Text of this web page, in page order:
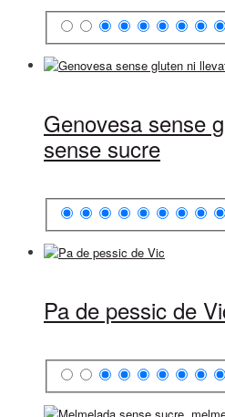
Genovesa sense
sense sucre
Pa de pessic de